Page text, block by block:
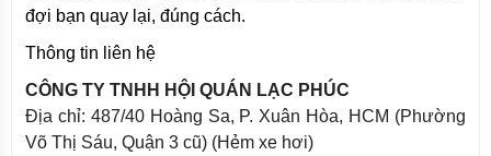
đợi bạn quay lại, đúng cách.
Thông tin liên hệ
CÔNG TY TNHH HỘI QUÁN LẠC PHÚC
Địa chỉ: 487/40 Hoàng Sa, P. Xuân Hòa, HCM (Phường
Võ Thị Sáu, Quận 3 cũ) (Hẻm xe hơi)